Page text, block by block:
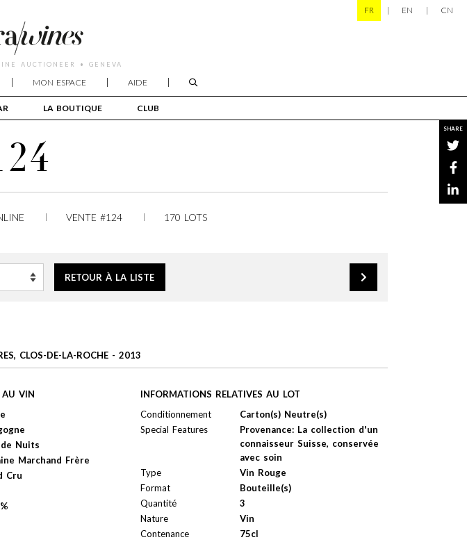
AUCTIONEER • GENEVA
LA BOUTIQUE CLUB
MON ESPACE AIDE
FR EN CN
SHARE
VENTE #124 170 LOTS
RETOUR À LA LISTE
CLOS-DE-LA-ROCHE - 2013
AU VIN
Nuits
Marchand Frère
Cru
INFORMATIONS RELATIVES AU LOT
Conditionnement
Carton(s) Neutre(s)
Special Features
Provenance: La collection d'un
connaisseur Suisse, conservée
avec soin
Type
Vin Rouge
Format
Bouteille(s)
Quantité
3
Nature
Vin
Contenance
75cl